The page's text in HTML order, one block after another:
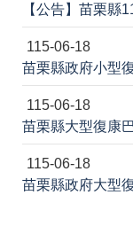
115-06-18
苗栗縣政府小型
115-06-18
苗栗縣大型復康
115-06-18
苗栗縣政府大型